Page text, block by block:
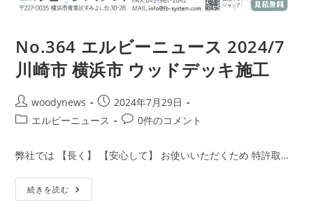
No.364 エルビーニュース 2024/7
川崎市 横浜市 ウッドデッキ施工
投
稿
woodynews
投
稿
日:
2024年7月29日
投
カ
テ
ゴ
エルビーニュース
投
コ
メ
0件のコメント
弊社では 【長く】 【安心して】 お使いいただくため 特許取…
続きを読む No.364
エ